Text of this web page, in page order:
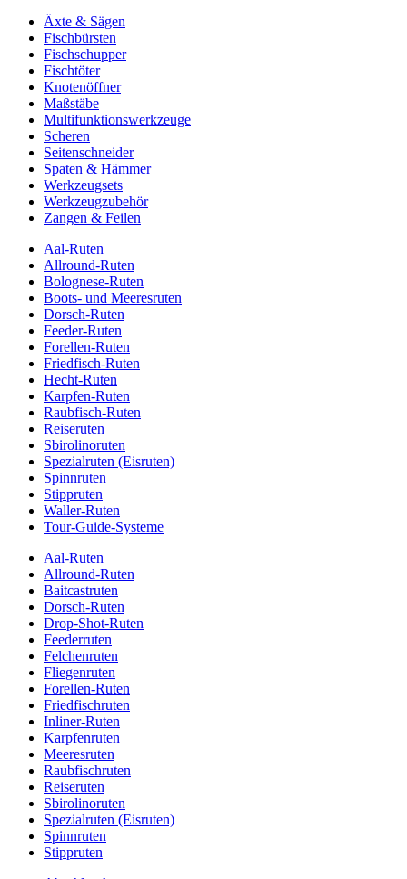
Äxte & Sägen
Fischbürsten
Fischschupper
Fischtöter
Knotenöffner
Maßstäbe
Multifunktionswerkzeuge
Scheren
Seitenschneider
Spaten & Hämmer
Werkzeugsets
Werkzeugzubehör
Zangen & Feilen
Aal-Ruten
Allround-Ruten
Bolognese-Ruten
Boots- und Meeresruten
Dorsch-Ruten
Feeder-Ruten
Forellen-Ruten
Friedfisch-Ruten
Hecht-Ruten
Karpfen-Ruten
Raubfisch-Ruten
Reiseruten
Sbirolinoruten
Spezialruten (Eisruten)
Spinnruten
Stippruten
Waller-Ruten
Tour-Guide-Systeme
Aal-Ruten
Allround-Ruten
Baitcastruten
Dorsch-Ruten
Drop-Shot-Ruten
Feederruten
Felchenruten
Fliegenruten
Forellen-Ruten
Friedfischruten
Inliner-Ruten
Karpfenruten
Meeresruten
Raubfischruten
Reiseruten
Sbirolinoruten
Spezialruten (Eisruten)
Spinnruten
Stippruten